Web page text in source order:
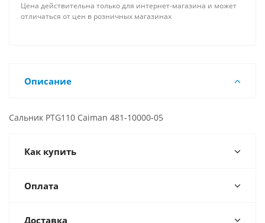
Цена действительна только для интернет-магазина и может
отличаться от цен в розничных магазинах
Описание
Сальник PTG110 Caiman 481-10000-05
Как купить
Оплата
Доставка